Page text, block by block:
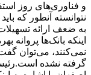
و فناوری‌های روز
نتوانسته‌ آنطور که
به ضعف ارائه
اینکه بانک‌ها پروانه
نمی‌کنند، می‌توان
گرفته نشده